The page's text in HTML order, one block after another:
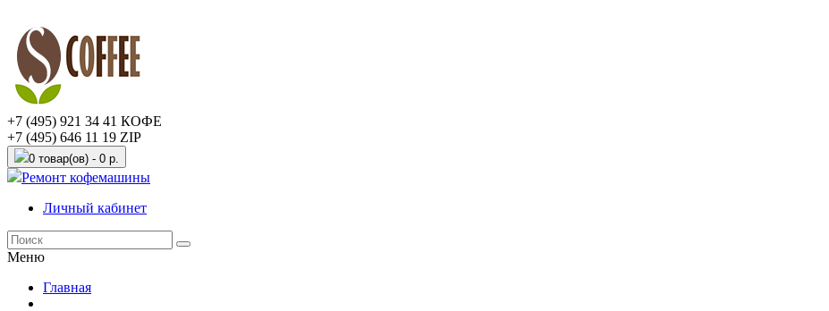
+7 (495) 921 34 41 КОФЕ
+7 (495) 646 11 19 ZIP
0 товар(ов) - 0 р.
Ремонт кофемашины
Личный кабинет
Меню
Главная